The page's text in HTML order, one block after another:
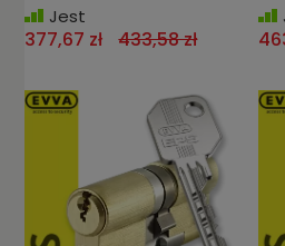
Jest
377,67 zł 433,58 zł